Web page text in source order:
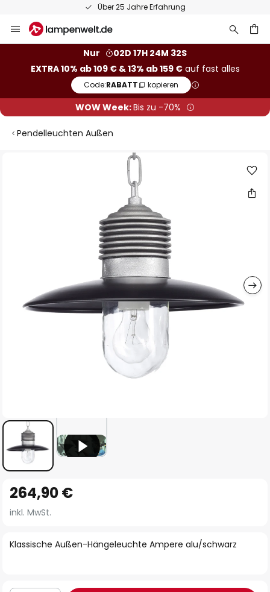
Über 25 Jahre Erfahrung
Inhalt
Nur
02D 17H 24M 31S
EXTRA 10% ab 109 € & 13% ab 159 €auf fast alles
Code:RABATT kopieren
WOW Week:Bis zu -70%
Pendelleuchten Außen
Anfang
der
springen
Klassische Außen-Hängeleuchte Ampere alu/schwarz
264,90 €
inkl. MwSt.